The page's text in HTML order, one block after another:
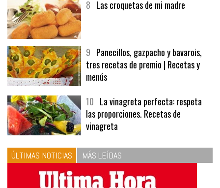
9Panecillos, gazpacho y bavarois,
tres recetas de premio | Recetas y
menús
10La vinagreta perfecta: respeta
las proporciones. Recetas de
vinagreta
ÚLTIMAS NOTICIAS MÁS LEÍDAS